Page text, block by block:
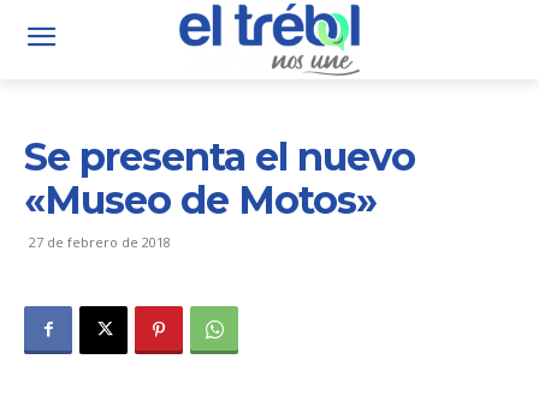
Se presenta el nuevo
«Museo de Motos»
27 de febrero de 2018